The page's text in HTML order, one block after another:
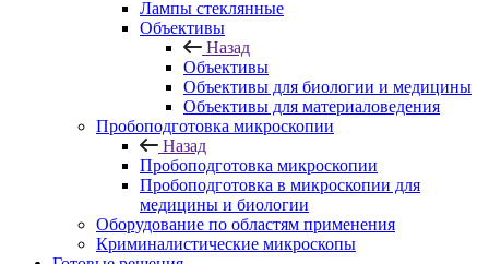
Лампы стеклянные
Объективы
Назад
Объективы
Объективы для биологии и медицины
Объективы для материаловедения
Пробоподготовка микроскопии
Назад
Пробоподготовка микроскопии
Пробоподготовка в микроскопии для
медицины и биологии
Оборудование по областям применения
Криминалистические микроскопы